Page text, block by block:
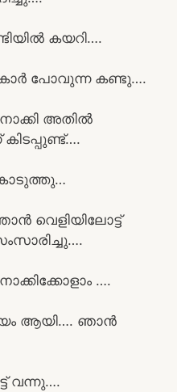
കയറി….
കാർ പോവുന്ന കണ്ടു….
അതിൽ
വെളിയിലോട്ട്
….
ആയി…. ഞാൻ
വന്നു….